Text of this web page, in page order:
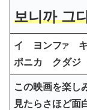
보니까 그
イ ヨンフア
ポニカ クダ
この映画を楽し
見たら さほど面